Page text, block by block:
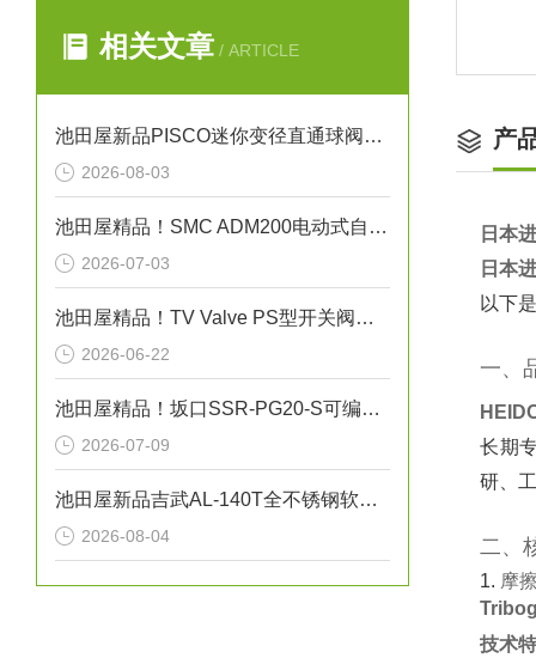
相关文章 / ARTICLE
池田屋新品PISCO迷你变径直通球阀BVM6-4正式发布
2026-08-03
池田屋精品！SMC ADM200电动式自动排水阀技术参数与应用解析
2026-07-03
池田屋精品！TV Valve PS型开关阀（截止阀）参数介绍
2026-06-22
池田屋精品！坂口SSR-PG20-S可编程温度控制器技术参数
2026-07-09
池田屋新品吉武AL-140T全不锈钢软密封安全泄压阀正式发布
2026-08-04
产
日本
日本
以下
一、
长期
研、
二、
1. ‌ 摩
技术